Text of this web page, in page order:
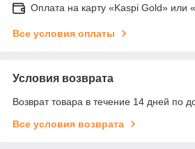
Оплата на карту «Kaspi Gold» или
Все условия оплаты
Условия возврата
Возврат товара в течение 14 дней по
Все условия возврата